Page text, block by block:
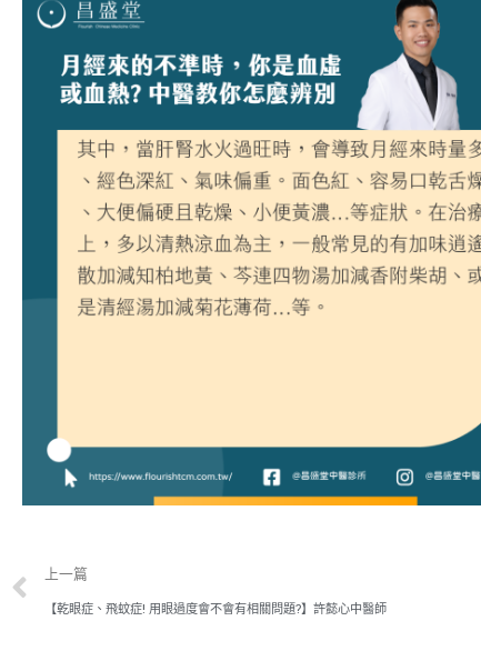
上一篇
【乾眼症、飛蚊症! 用眼過度會不會有相關問題?】許懿心中醫師